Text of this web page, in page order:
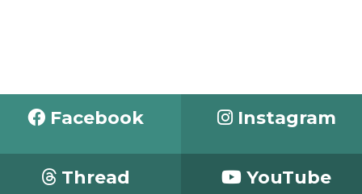
Facebook Instagram
Thread YouTube